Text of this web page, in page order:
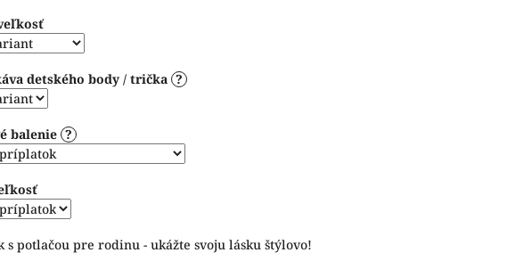
detského body / trička ?
balenie ?
s potlačou pre rodinu - ukážte svoju lásku štýlovo!